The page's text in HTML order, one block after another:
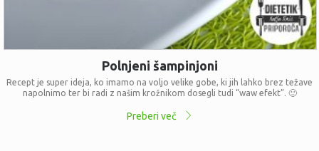
Polnjeni šampinjoni
Recept je super ideja, ko imamo na voljo velike gobe, ki jih lahko brez težave
napolnimo ter bi radi z našim krožnikom dosegli tudi “waw efekt”. 🙂
Preberi več